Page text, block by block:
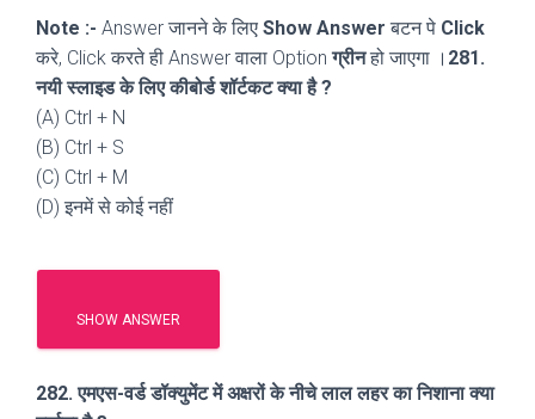
Note :- Answer जानने के लिए Show Answer बटन पे Click
करे, Click करते ही Answer वाला Optionग्रीनहो जाएगा । 281.
नयी स्लाइड के लिए कीबोर्ड शॉर्टकट क्या है ?
(A) Ctrl + N
(B) Ctrl + S
(C) Ctrl + M
(D) इनमें से कोई नहीं
SHOW ANSWER
282. एमएस-वर्ड डॉक्युमेंट में अक्षरों के नीचे लाल लहर का निशाना क्या